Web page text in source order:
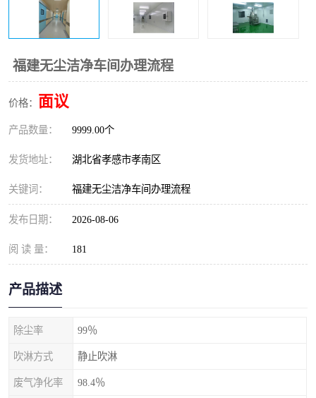
福建无尘洁净车间办理流程
价格： 面议
产品数量： 9999.00个
发货地址： 湖北省孝感市孝南区
关键词： 福建无尘洁净车间办理流程
发布日期： 2026-08-06
阅 读 量： 181
产品描述
除尘率 99％
吹淋方式 静止吹淋
废气净化率 98.4％